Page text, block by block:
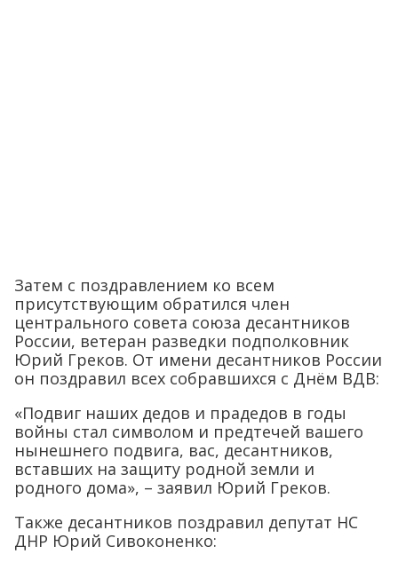
Затем с поздравлением ко всем
присутствующим обратился член
центрального совета союза десантников
России, ветеран разведки подполковник
Юрий Греков. От имени десантников России
он поздравил всех собравшихся с Днём ВДВ:
«Подвиг наших дедов и прадедов в годы
войны стал символом и предтечей вашего
нынешнего подвига, вас, десантников,
вставших на защиту родной земли и
родного дома», – заявил Юрий Греков.
Также десантников поздравил депутат НС
ДНР Юрий Сивоконенко: